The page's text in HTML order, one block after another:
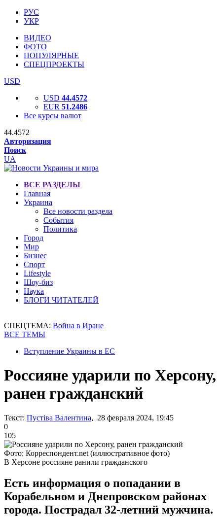
РУС
УКР
ВИДЕО
ФОТО
ПОПУЛЯРНЫЕ
СПЕЦПРОЕКТЫ
USD
USD 44.4572
EUR 51.2486
Все курсы валют
44.4572
Авторизация
Поиск
UA
ВСЕ РАЗДЕЛЫ
Главная
Украина
Все новости раздела
События
Политика
Город
Мир
Бизнес
Спорт
Lifestyle
Шоу-биз
Наука
БЛОГИ ЧИТАТЕЛЕЙ
СПЕЦТЕМА: Война в Иране
ВСЕ ТЕМЫ
Вступление Украины в ЕС
Россияне ударили по Херсону,
ранен гражданский
Текст: Пустіва Валентина, 28 февраля 2024, 19:45
0
105
Фото: Корреспондент.net (иллюстративное фото)
В Херсоне россияне ранили гражданского
Есть информация о попадании в
Корабельном и Днепровском районах
города. Пострадал 32-летний мужчина.